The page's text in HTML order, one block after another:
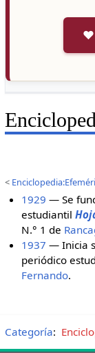
❤️
<
1929 — Se
estudiantil
N.° 1 de
1937 — Inicia
periódico
Fernando.
Categoría: